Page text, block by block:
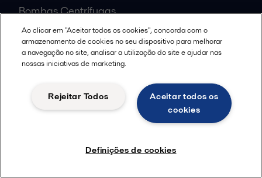
Bombas Centrífugas
Decanter
Av. Mutinga, 4.935 Edifício A
Ao clicar em "Aceitar todos os cookies", concorda com o
armazenamento de cookies no seu dispositivo para melhorar
a navegação no site, analisar a utilização do site e ajudar nas
nossas iniciativas de marketing.
Aceitar todos os
cookies
Rejeitar Todos
Definições de cookies